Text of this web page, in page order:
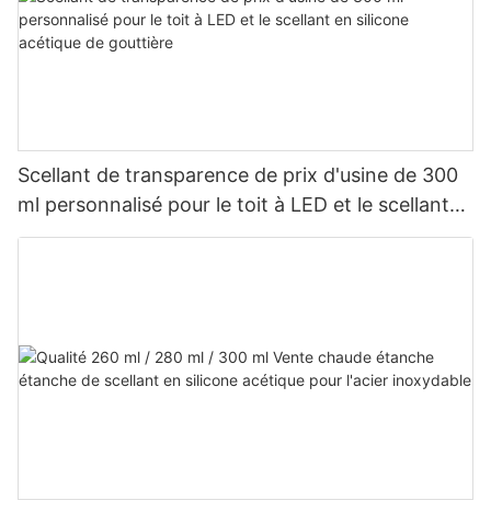
Scellant de transparence de prix d'usine de 300
ml personnalisé pour le toit à LED et le scellant
en silicone acétique de gouttière